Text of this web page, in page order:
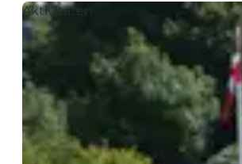
Aktivitäten